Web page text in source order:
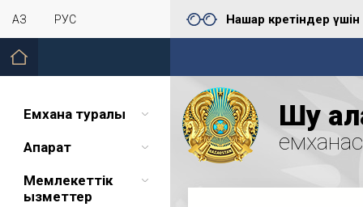
ҚАЗ РУС Нашар көретіндер үшін
Емхана туралы
Ақпарат
Мемлекеттік
қызметтер
Шу